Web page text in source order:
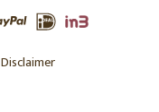
Disclaimer